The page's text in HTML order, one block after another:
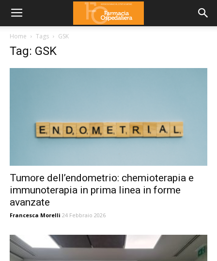
Home Tags GSK
Tag: GSK
Tumore dell’endometrio: chemioterapia e
immunoterapia in prima linea in forme
avanzate
Francesca Morelli 24 Febbraio 2026